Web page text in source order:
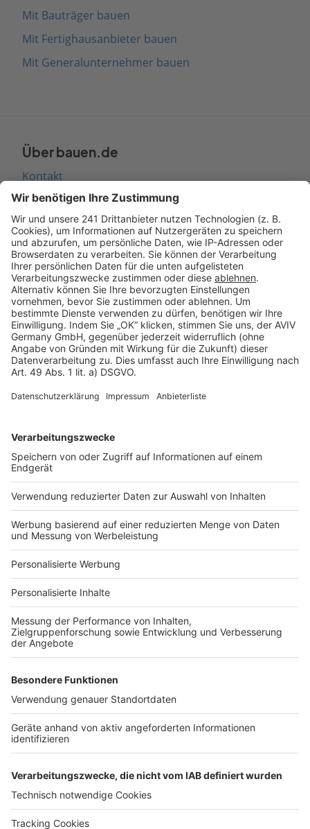
Mit Bauträger bauen
Mit Fertighausanbieter bauen
Mit Generalunternehmer bauen
Über bauen.de
Kontakt
Seitenaufbau
Barrierefreiheit
Cookie Einstellungen
Rechtliches
AGB-Übersicht
Datenschutz
Impressum
Services
Bauprojekt-Quiz
Häuser-Suche
Hausanbieter-Suche
Bauprojekt-Profil
Für Unternehmen
Ihre Baufirma auf bauen.de
Kostenloses Infogespräch